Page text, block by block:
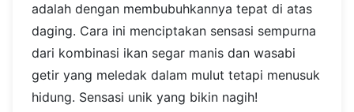
adalah dengan membubuhkannya tepat di atas
daging. Cara ini menciptakan sensasi sempurna
dari kombinasi ikan segar manis dan wasabi
getir yang meledak dalam mulut tetapi menusuk
hidung. Sensasi unik yang bikin nagih!